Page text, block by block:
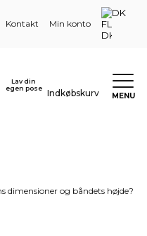
Kontakt Min konto
DK
Lav din
egen pose
Indkøbskurv MENU
dimensioner og båndets højde?